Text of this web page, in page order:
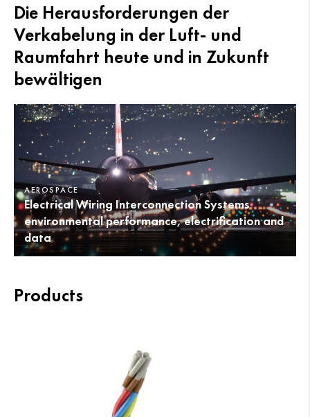
Die Herausforderungen der
Verkabelung in der Luft- und
Raumfahrt heute und in Zukunft
bewältigen
AEROSPACE
Electrical Wiring Interconnection Systems
environmental performance, electrification and
data
Products